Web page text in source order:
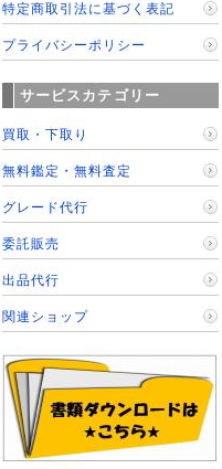
特定商取引法に基づく表記
プライバシーポリシー
サービスカテゴリー
買取・下取り
無料鑑定・無料査定
グレード代行
委託販売
出品代行
関連ショップ